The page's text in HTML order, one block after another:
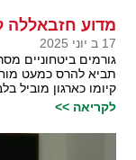
מדוע חזבאללה
17 ב יוני 2025
גורמים ביטחוניים
תביא להרס כמעט
קיומו כארגון מוביל
לקריאה >>